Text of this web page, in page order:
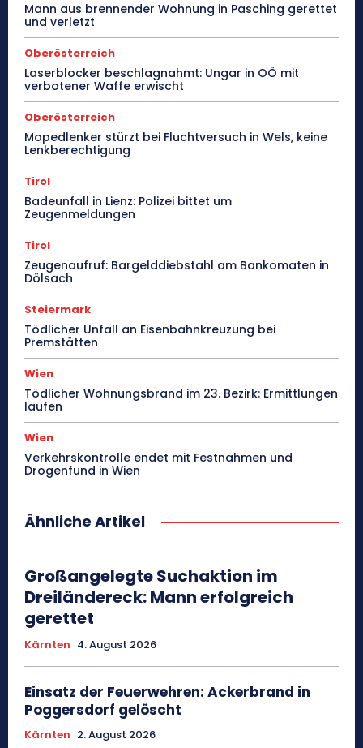
Mann aus brennender Wohnung in Pasching gerettet
und verletzt
Oberösterreich
Laserblocker beschlagnahmt: Ungar in OÖ mit
verbotener Waffe erwischt
Oberösterreich
Mopedlenker stürzt bei Fluchtversuch in Wels, keine
Lenkberechtigung
Tirol
Badeunfall in Lienz: Polizei bittet um
Zeugenmeldungen
Tirol
Zeugenaufruf: Bargelddiebstahl am Bankomaten in
Dölsach
Steiermark
Tödlicher Unfall an Eisenbahnkreuzung bei
Premstätten
Wien
Tödlicher Wohnungsbrand im 23. Bezirk: Ermittlungen
laufen
Wien
Verkehrskontrolle endet mit Festnahmen und
Drogenfund in Wien
Ähnliche Artikel
Großangelegte Suchaktion im
Dreiländereck: Mann erfolgreich
gerettet
Kärnten 4. August 2026
Einsatz der Feuerwehren: Ackerbrand in
Poggersdorf gelöscht
Kärnten 2. August 2026